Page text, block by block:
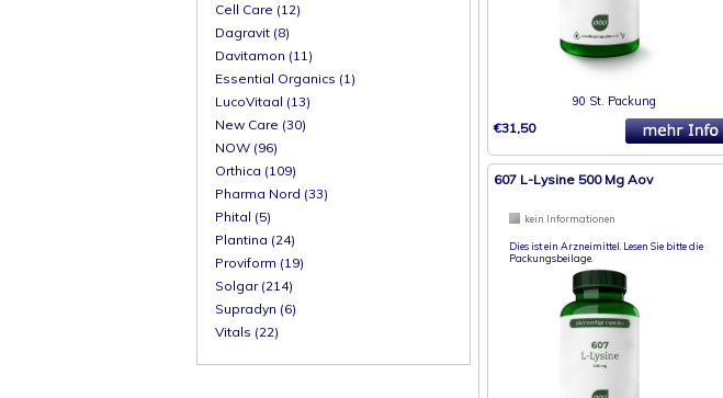
Cell Care (12)
Dagravit (8)
Davitamon (11)
Essential Organics (1)
LucoVitaal (13)
New Care (30)
NOW (96)
Orthica (109)
Pharma Nord (33)
Phital (5)
Plantina (24)
Proviform (19)
Solgar (214)
Supradyn (6)
Vitals (22)
90 St. Packung
€31,50
607 L-Lysine 500 Mg Aov
kein Informationen
Dies ist ein Arzneimittel. Lesen Sie bitte die
Packungsbeilage.